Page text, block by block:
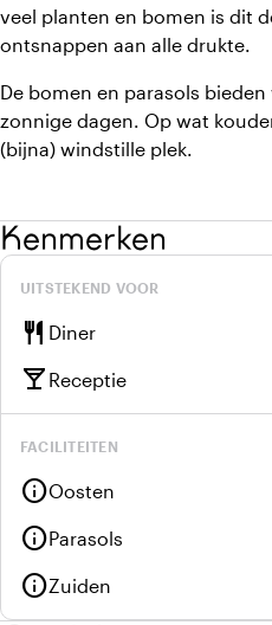
veel planten en bomen is dit
ontsnappen aan alle drukte.
De bomen en parasols
zonnige dagen. Op wat
(bijna) windstille plek.
Kenmerken
UITSTEKEND VOOR
restaurant Diner
local_bar Receptie
FACILITEITEN
infoOosten
infoParasols
infoZuiden